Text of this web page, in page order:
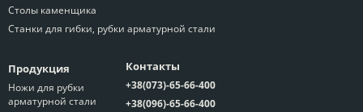
Столы каменщика
Станки для гибки, рубки арматурной стали
Продукция
Ножи для рубки
арматурной стали
Контакты
+38(073)-65-66-400
+38(096)-65-66-400